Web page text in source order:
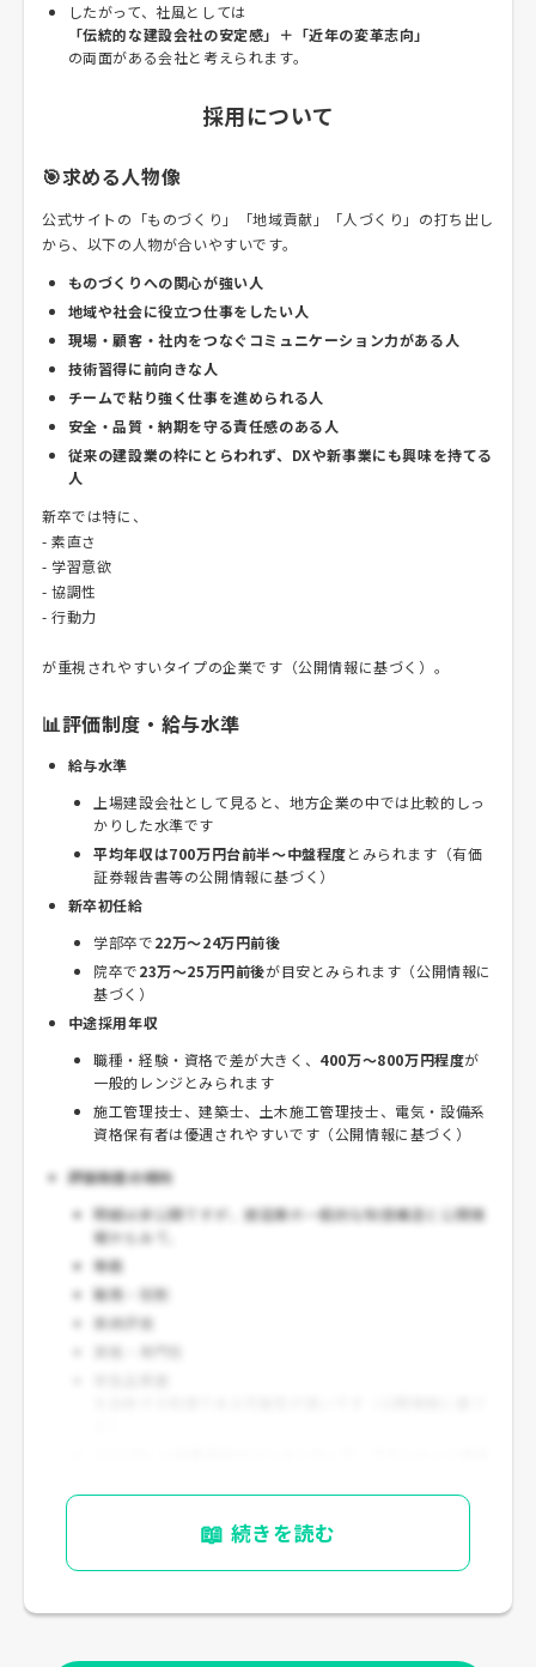
したがって、社風としては
「伝統的な建設会社の安定感」＋「近年の変革志向」
の両面がある会社と考えられます。
採用について
🎯求める人物像
公式サイトの「ものづくり」「地域貢献」「人づくり」の打ち出し
から、以下の人物が合いやすいです。
ものづくりへの関心が強い人
地域や社会に役立つ仕事をしたい人
現場・顧客・社内をつなぐコミュニケーション力がある人
技術習得に前向きな人
チームで粘り強く仕事を進められる人
安全・品質・納期を守る責任感のある人
従来の建設業の枠にとらわれず、DXや新事業にも興味を持てる
人
新卒では特に、
- 素直さ
- 学習意欲
- 協調性
- 行動力
が重視されやすいタイプの企業です（公開情報に基づく）。
📊評価制度・給与水準
給与水準
上場建設会社として見ると、地方企業の中では比較的しっ
かりした水準です
平均年収は700万円台前半〜中盤程度とみられます（有価
証券報告書等の公開情報に基づく）
新卒初任給
学部卒で22万〜24万円前後
院卒で23万〜25万円前後が目安とみられます（公開情報に
基づく）
中途採用年収
職種・経験・資格で差が大きく、 400万〜800万円程度が
一般的レンジとみられます
施工管理技士、建築士、土木施工管理技士、電気・設備系
資格保有者は優遇されやすいです（公開情報に基づく）
評価制度の傾向
明細は非公開ですが、建設業の一般的な制度構造と公開情
報からみて、
等級
職務・役割
業績評価
資格・専門性
ージメント向上への姿勢が見えます
📖 続きを読む